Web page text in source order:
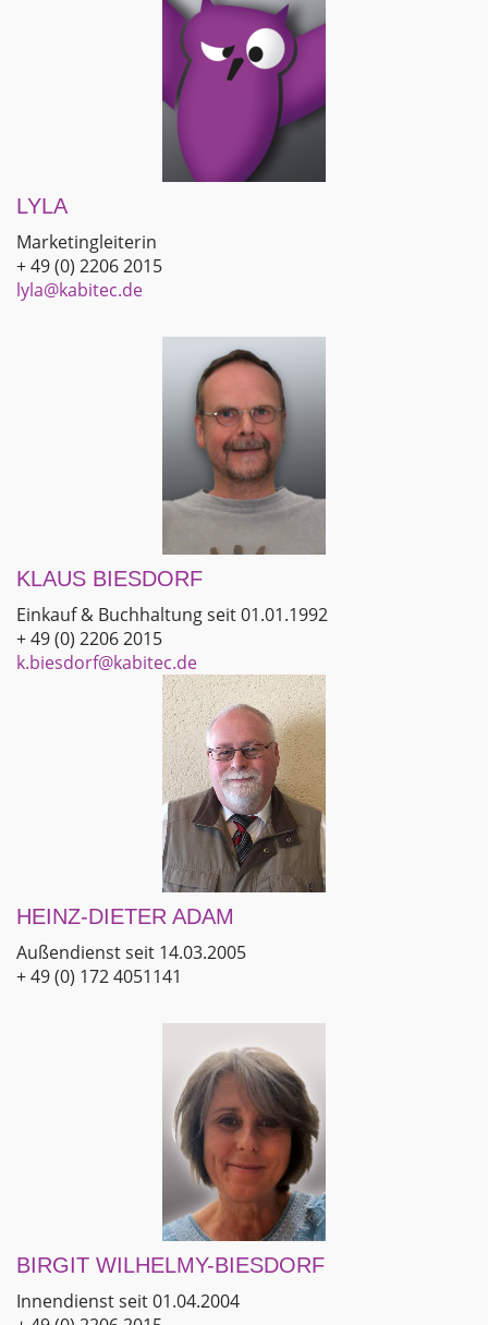
LYLA
Marketingleiterin
+ 49 (0) 2206 2015
lyla@kabitec.de
KLAUS BIESDORF
Einkauf & Buchhaltung seit 01.01.1992
+ 49 (0) 2206 2015
k.biesdorf@kabitec.de
HEINZ-DIETER ADAM
Außendienst seit 14.03.2005
+ 49 (0) 172 4051141
BIRGIT WILHELMY-BIESDORF
Innendienst seit 01.04.2004